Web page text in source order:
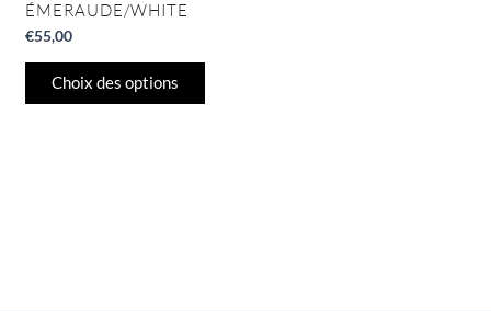
ÉMERAUDE/WHITE
€55,00
Choix des options